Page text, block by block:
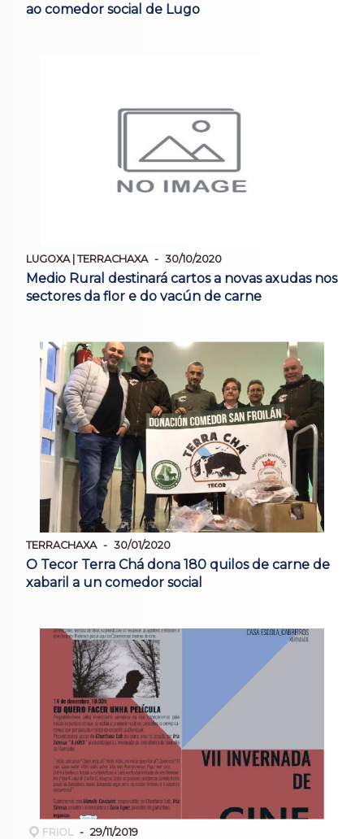
ao comedor social de Lugo
LUGOXA | TERRACHAXA 30/10/2020
Medio Rural destinará cartos a novas axudas nos
sectores da flor e do vacún de carne
TERRACHAXA 30/01/2020
O Tecor Terra Chá dona 180 quilos de carne de
xabaril a un comedor social
FRIOL 29/11/2019